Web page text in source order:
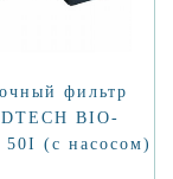
фильтр
BIO-
50I (с насосом)